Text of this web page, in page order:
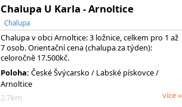
Chalupa U Karla - Arnoltice
Chalupa
Chalupa v obci Arnoltice: 3 ložnice, celkem pro 1 až
7 osob. Orientační cena (chalupa za týden):
celoročně 17.500kč.
Poloha: České Švýcarsko / Labské pískovce/
Arnoltice
2.7km
více »